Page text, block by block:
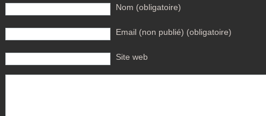
Nom (obligatoire)
Email (non publié) (obligatoire)
Site web